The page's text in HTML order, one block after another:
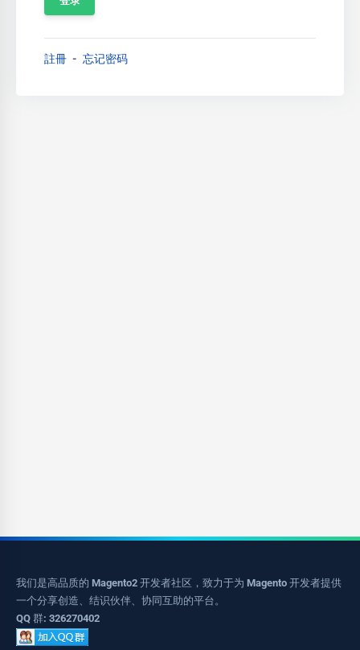
註冊 忘记密码
我们是高品质的 Magento2 开发者社区，致力于为 Magento 开发者提供
一个分享创造、结识伙伴、协同互助的平台。
QQ 群: 326270402